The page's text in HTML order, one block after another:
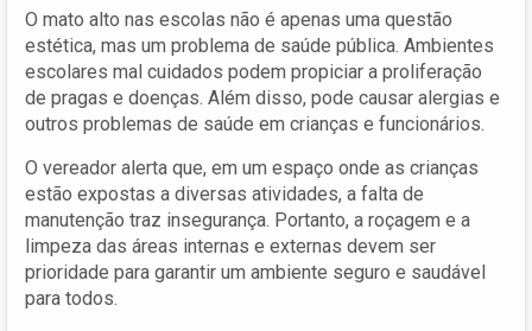
O mato alto nas escolas não é apenas uma questão
estética, mas um problema de saúde pública. Ambientes
escolares mal cuidados podem propiciar a proliferação
de pragas e doenças. Além disso, pode causar alergias e
outros problemas de saúde em crianças e funcionários.
O vereador alerta que, em um espaço onde as crianças
estão expostas a diversas atividades, a falta de
manutenção traz insegurança. Portanto, a roçagem e a
limpeza das áreas internas e externas devem ser
prioridade para garantir um ambiente seguro e saudável
para todos.